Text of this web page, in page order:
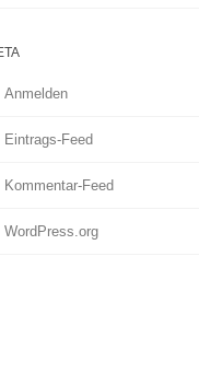
Anmelden
Eintrags-Feed
Kommentar-Feed
WordPress.org